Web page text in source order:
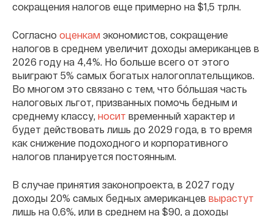
сокращения налогов еще примерно на $1,5 трлн.
Согласно оценкам экономистов, сокращение
налогов в среднем увеличит доходы американцев в
2026 году на 4,4%. Но больше всего от этого
выиграют 5% самых богатых налогоплательщиков.
Во многом это связано с тем, что бóльшая часть
налоговых льгот, призванных помочь бедным и
среднему классу, носит временный характер и
будет действовать лишь до 2029 года, в то время
как снижение подоходного и корпоративного
налогов планируется постоянным.
В случае принятия законопроекта, в 2027 году
доходы 20% самых бедных американцев вырастут
лишь на 0,6%, или в среднем на $90, а доходы